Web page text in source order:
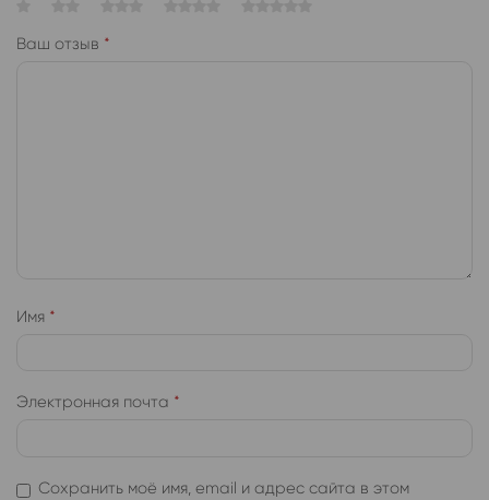
Ваш отзыв *
Имя *
Электронная почта *
Сохранить моё имя, email и адрес сайта в этом